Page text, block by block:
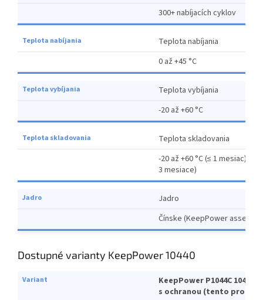
300+ nabíjacích cyklov
Teplota nabíjania
0 až +45 °C
Teplota vybíjania
-20 až +60 °C
Teplota skladovania
-20 až +60 °C (≤ 1 mesiac), -20
3 mesiace)
Jadro
Čínske (KeepPower
Dostupné varianty KeepPower 10440
KeepPower P1044C 10440
s ochranou (tento